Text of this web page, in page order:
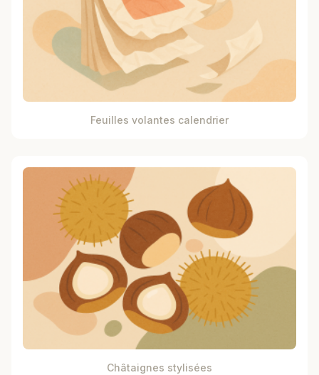
Feuilles volantes calendrier
Châtaignes stylisées